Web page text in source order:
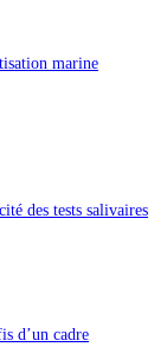
marine
des tests salivaires
d’un cadre